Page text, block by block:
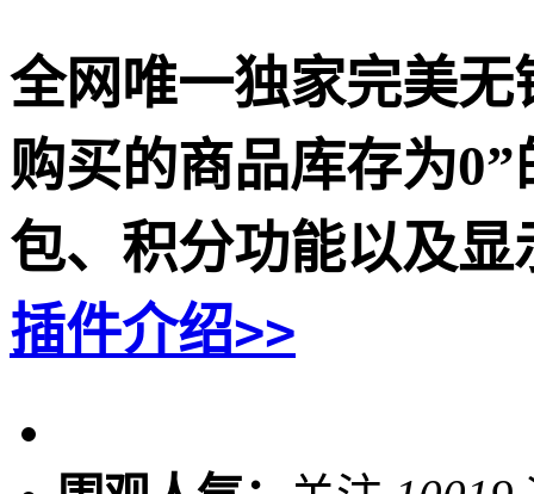
全网唯一独家完美
购买的商品库存为
包、积分功能以及
插件介绍>>